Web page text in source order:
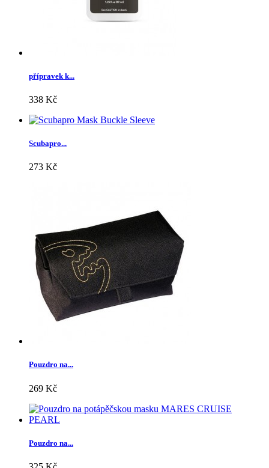
přípravek k...
338 Kč
Scubapro...
273 Kč
Pouzdro na...
269 Kč
Pouzdro na...